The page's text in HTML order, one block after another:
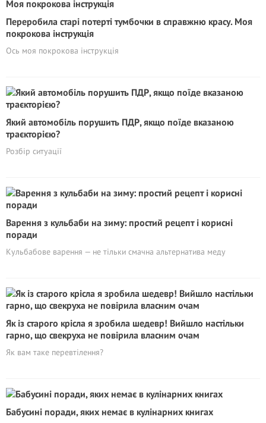
Переробила старі потерті тумбочки в справжню красу. Моя
покрокова інструкція
Ось моя покрокова інструкція
Який автомобіль порушить ПДР, якщо поїде вказаною
траєкторією?
Розбір ситуації
Варення з кульбаби на зиму: простий рецепт і корисні
поради
Кульбабове варення — не тільки смачна альтернатива меду
Як із старого крісла я зробила шедевр! Вийшло настільки
гарно, що свекруха не повірила власним очам
Як вам таке перевтілення?
Бабусині поради, яких немає в кулінарних книгах